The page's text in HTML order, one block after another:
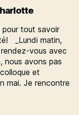
tout savoir
_Lundi matin,
rendez-vous avec
nous avons pas
et
mai. Je rencontre